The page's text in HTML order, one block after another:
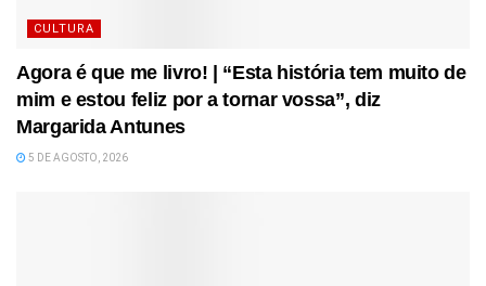
CULTURA
Agora é que me livro! | “Esta história tem muito de
mim e estou feliz por a tornar vossa”, diz
Margarida Antunes
5 DE AGOSTO, 2026